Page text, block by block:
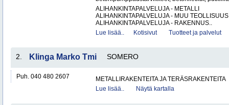
ALIHANKINTAPALVELUJA - METALLI
ALIHANKINTAPALVELUJA - MUU TEOLLISUUS
ALIHANKINTAPALVELUJA - RAKENNUS..
Lue lisää..
Kotisivut Tuotteet ja palvelut
2. Klinga Marko Tmi SOMERO
Puh. 040 480 2607
METALLIRAKENTEITA JA TERÄSRAKENTEITA
Lue lisää..
Näytä kartalla